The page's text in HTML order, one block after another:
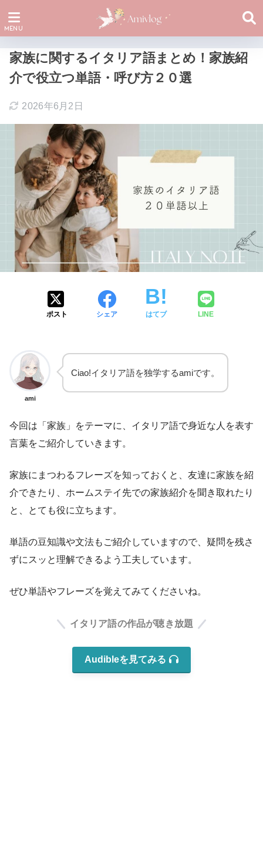
家族に関するイタリア語まとめ！家族紹
介で役立つ単語・呼び方２０選
2026年6月2日
ポスト シェア はてブ LINE
ami
Ciao!イタリア語を独学するamiです。
今回は「家族」をテーマに、イタリア語で身近な人を表す
言葉をご紹介していきます。
家族にまつわるフレーズを知っておくと、友達に家族を紹
介できたり、ホームステイ先での家族紹介を聞き取れたり
と、とても役に立ちます。
単語の豆知識や文法もご紹介していますので、疑問を残さ
ずにスッと理解できるよう工夫しています。
ぜひ単語やフレーズを覚えてみてくださいね。
イタリア語の作品が聴き放題
Audibleを見てみる